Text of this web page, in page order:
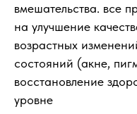
вмешательства. все
на улучшение
возрастных
состояний (акне,
восстановление
уровне